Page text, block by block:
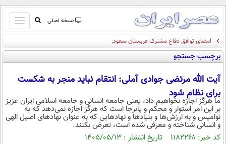
نسخه اصلی
باز
و
بسته
کردن
صفحه اول
جستجو
آب و هوا
اوقات شرعی
پیوند ها
امضای توافق دفاع مشترک عربستان سعودی، پاکستان و ترکیه
برچسب جستجو
آیت الله مرتضی جوادی آملی: انتقام نباید منجر به شکست
برای نظام شود
ما هرگز اجازه نخواهیم داد، یعنی جامعه انسانی و جامعه اسلامی ایران عزیز
بر این امر استوار و محکم و پابرجا است که هرگز اجازه نمی‌دهد که به
نوامیس و به ارزش‌ها و بنیادها و نهادهایی که به عنوان نهادهای اصیل الهی
و انسانی شناخته و معرفی شده است، تعرض بکنند.
کد خبر: ۱۱۸۲۲۶۸ تاریخ انتشار : ۱۴۰۵/۰۵/۱۳